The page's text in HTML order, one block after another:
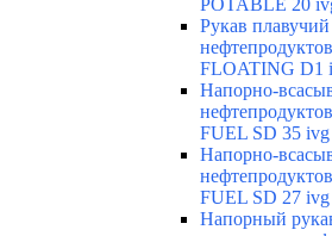
Рукав
FLOATING D1
Напорно-
FUEL SD 35 ivg
Напорно-
FUEL SD 27 ivg
Напорный